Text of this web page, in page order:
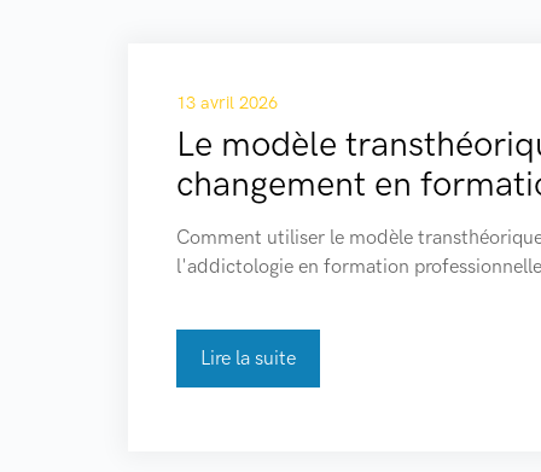
13 avril 2026
Le modèle
changement en
Comment utiliser le modèle
l'addictologie en formation
Lire la suite